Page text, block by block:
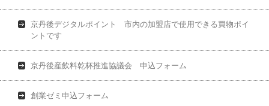
京丹後デジタルポイント 市内の加盟店で使用できる買物ポイ
ントです
京丹後産飲料乾杯推進協議会 申込フォーム
創業ゼミ申込フォーム